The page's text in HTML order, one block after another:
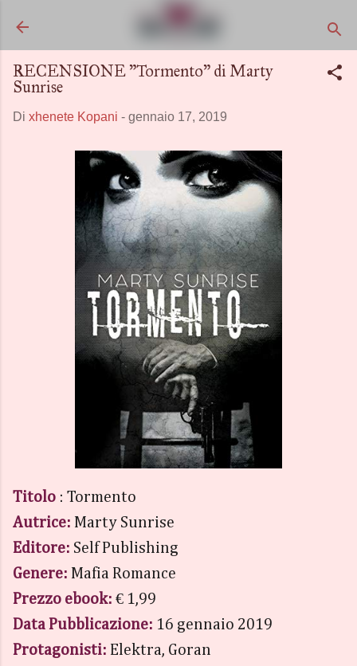
RECENSIONE "Tormento" di Marty
Sunrise
Di xhenete Kopani - gennaio 17, 2019
Titolo : Tormento
Autrice: Marty Sunrise
Editore: Self Publishing
Genere: Mafia Romance
Prezzo ebook: € 1,99
Data Pubblicazione: 16 gennaio 2019
Protagonisti: Elektra, Goran